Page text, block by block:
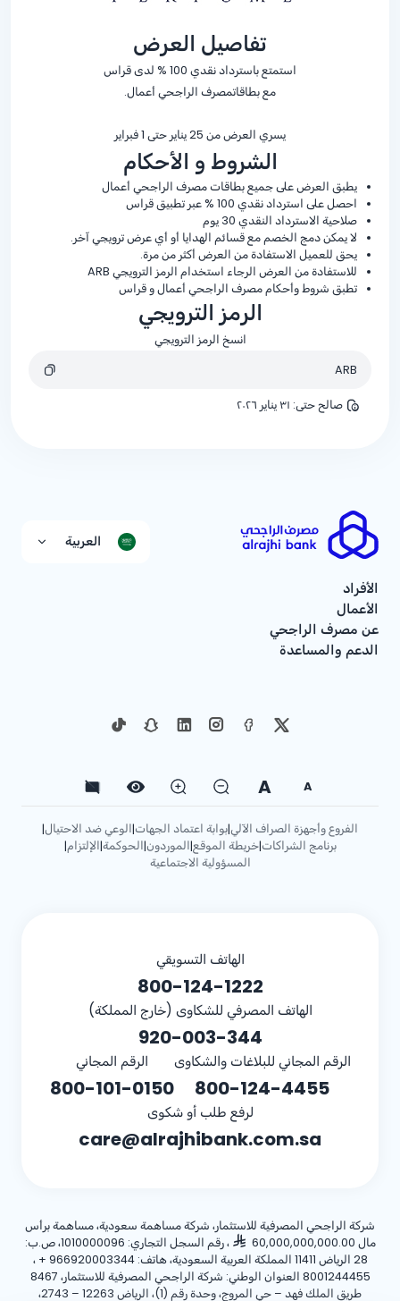
تفاصيل العرض
استمتع باسترداد نقدي % 100 لدى قراس
مع بطاقاتمصرف الراجحي أعمال.
يسري العرض من 25 يناير حتى 1 فبراير
الشروط و الأحكام
يطبق العرض على جميع بطاقات مصرف الراجحي أعمال
احصل على استرداد نقدي % 100 عبر تطبيق قراس
صلاحية الاسترداد النقدي 30 يوم
لا يمكن دمج الخصم مع قسائم الهدايا أو أي عرض ترويجي آخر.
يحق للعميل الاستفادة من العرض أكثر من مرة.
للاستفادة من العرض الرجاء استخدام الرمز الترويجي ARB
تطبق شروط وأحكام مصرف الراجحي أعمال و قراس
الرمز الترويجي
انسخ الرمز الترويجي
ARB
صالح حتى: ٣١ يناير ٢٠٢٦
العربية
الأفراد
الأعمال
عن مصرف الراجحي
الدعم والمساعدة
A
A
الفروع وأجهزة الصراف الآلي|بوابة اعتماد الجهات|الوعي ضد الاحتيال|
برنامج الشراكات|خريطة الموقع|الموردون|الحوكمة|الإلتزام|
المسؤولية الاجتماعية
الهاتف التسويقي
800-124-1222
الهاتف المصرفي للشكاوى (خارج المملكة)
920-003-344
الرقم المجاني للبلاغات والشكاوى
800-124-4455
الرقم المجاني
800-101-0150
لرفع طلب أو شكوى
care@alrajhibank.com.sa
شركة الراجحي المصرفية للاستثمار، شركة مساهمة سعودية، مساهمة برأس
مال 60,000,000,000.00
، رقم السجل التجاري: 1010000096، ص.ب:
28 الرياض 11411 المملكة العربية السعودية، هاتف:
+ 966920003344 ،
8001244455 العنوان الوطني: شركة الراجحي المصرفية للاستثمار، 8467
طريق الملك فهد – حي المروج، وحدة رقم (1)، الرياض 12263 – 2743،